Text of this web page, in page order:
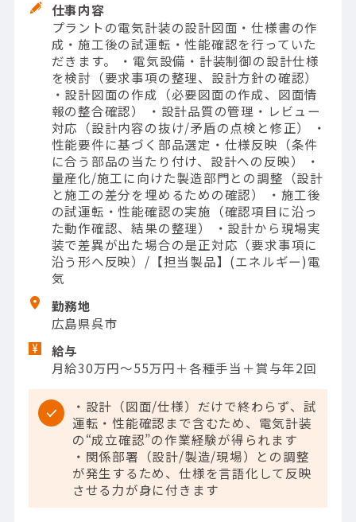
仕事内容
プラントの電気計装の設計図面・仕様書の作
成・施工後の試運転・性能確認を行っていた
だきます。 ・電気設備・計装制御の設計仕様
を検討（要求事項の整理、設計方針の確認）
・設計図面の作成（必要図面の作成、図面情
報の整合確認） ・設計品質の管理・レビュー
対応（設計内容の抜け/矛盾の点検と修正） ・
性能要件に基づく部品選定・仕様反映（条件
に合う部品の当たり付け、設計への反映） ・
量産化/施工に向けた製造部門との調整（設計
と施工の差分を埋めるための確認） ・施工後
の試運転・性能確認の実施（確認項目に沿っ
た動作確認、結果の整理） ・設計から現場実
装で差異が出た場合の是正対応（要求事項に
沿う形へ反映）/【担当製品】(エネルギー)電
気
勤務地
広島県呉市
給与
月給30万円～55万円＋各種手当＋賞与年2回
・設計（図面/仕様）だけで終わらず、試
運転・性能確認まで含むため、電気計装
の“成立確認”の作業経験が得られます
・関係部署（設計/製造/現場）との調整
が発生するため、仕様を言語化して反映
させる力が身に付きます